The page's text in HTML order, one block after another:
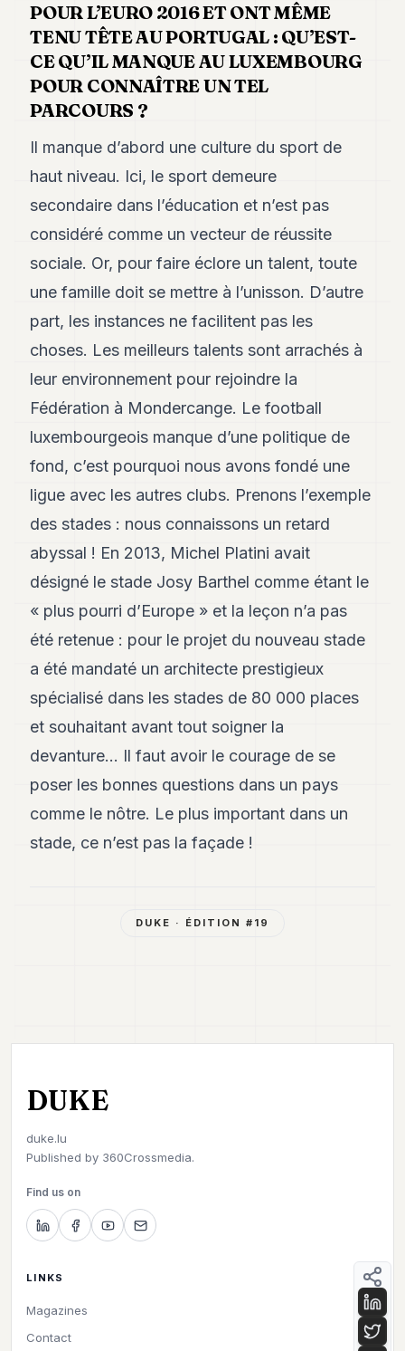
POUR L’EURO 2016 ET ONT MÊME
TENU TÊTE AU PORTUGAL : QU’EST-
CE QU’IL MANQUE AU LUXEMBOURG
POUR CONNAÎTRE UN TEL
PARCOURS ?
Il manque d’abord une culture du sport de
haut niveau. Ici, le sport demeure
secondaire dans l’éducation et n’est pas
considéré comme un vecteur de réussite
sociale. Or, pour faire éclore un talent, toute
une famille doit se mettre à l’unisson. D’autre
part, les instances ne facilitent pas les
choses. Les meilleurs talents sont arrachés à
leur environnement pour rejoindre la
Fédération à Mondercange. Le football
luxembourgeois manque d’une politique de
fond, c’est pourquoi nous avons fondé une
ligue avec les autres clubs. Prenons l’exemple
des stades : nous connaissons un retard
abyssal ! En 2013, Michel Platini avait
désigné le stade Josy Barthel comme étant le
« plus pourri d’Europe » et la leçon n’a pas
été retenue : pour le projet du nouveau stade
a été mandaté un architecte prestigieux
spécialisé dans les stades de 80 000 places
et souhaitant avant tout soigner la
devanture... Il faut avoir le courage de se
poser les bonnes questions dans un pays
comme le nôtre. Le plus important dans un
stade, ce n’est pas la façade !
DUKE · ÉDITION # 19
DUKE
duke.lu
Published by 360Crossmedia.
Find us on
LINKS
Magazines
Contact